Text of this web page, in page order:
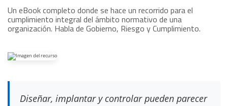
Un eBook completo donde se hace un recorrido para el
cumplimiento integral del ámbito normativo de una
organización. Habla de Gobierno, Riesgo y Cumplimiento.
Diseñar, implantar y controlar pueden parecer